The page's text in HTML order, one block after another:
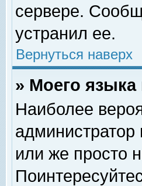
сервере.
устранил ее.
Вернуться наверх
» Моего языка
Наиболее
или же просто